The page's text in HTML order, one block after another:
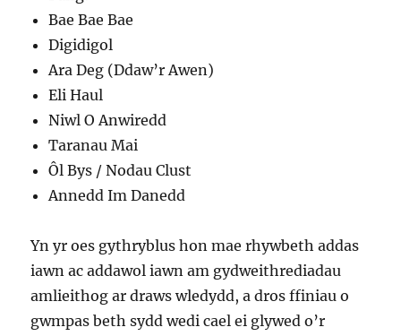
Bae Bae Bae
Digidigol
Ara Deg (Ddaw’r Awen)
Eli Haul
Niwl O Anwiredd
Taranau Mai
Ôl Bys / Nodau Clust
Annedd Im Danedd
Yn yr oes gythryblus hon mae rhywbeth addas
iawn ac addawol iawn am gydweithrediadau
amlieithog ar draws wledydd, a dros ffiniau o
gwmpas beth sydd wedi cael ei glywed o’r